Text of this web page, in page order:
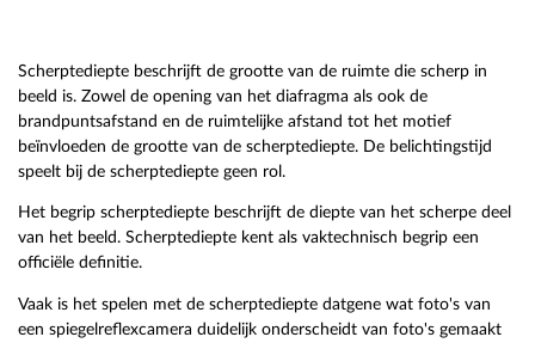
Scherptediepte beschrijft de grootte van de ruimte die scherp in
beeld is. Zowel de opening van het diafragma als ook de
brandpuntsafstand en de ruimtelijke afstand tot het motief
beïnvloeden de grootte van de scherptediepte. De belichtingstijd
speelt bij de scherptediepte geen rol.
Het begrip scherptediepte beschrijft de diepte van het scherpe deel
van het beeld. Scherptediepte kent als vaktechnisch begrip een
officiële definitie.
Vaak is het spelen met de scherptediepte datgene wat foto's van
een spiegelreflexcamera duidelijk onderscheidt van foto's gemaakt